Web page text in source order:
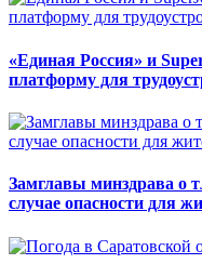
«Единая Россия» и
платформу для
Замглавы минздрава о
случае опасности для